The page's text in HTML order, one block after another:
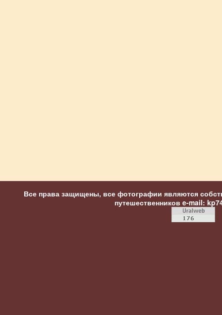
Все права защищены, все фотографии являются
путешественников e-mail: